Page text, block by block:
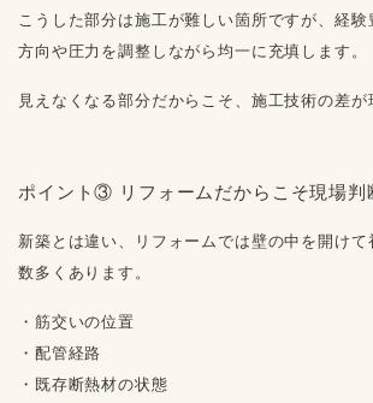
こうした部分は施工が難しい箇所ですが、経
方向や圧力を調整しながら均一に充填します。
見えなくなる部分だからこそ、施工技術の差が
ポイント③ リフォームだからこそ現場判
新築とは違い、リフォームでは壁の中を開け
数多くあります。
・筋交いの位置
・配管経路
・既存断熱材の状態